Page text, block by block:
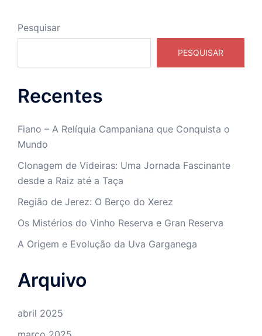
Pesquisar
PESQUISAR
Recentes
Fiano – A Relíquia Campaniana que Conquista o
Mundo
Clonagem de Videiras: Uma Jornada Fascinante
desde a Raiz até a Taça
Região de Jerez: O Berço do Xerez
Os Mistérios do Vinho Reserva e Gran Reserva
A Origem e Evolução da Uva Garganega
Arquivo
abril 2025